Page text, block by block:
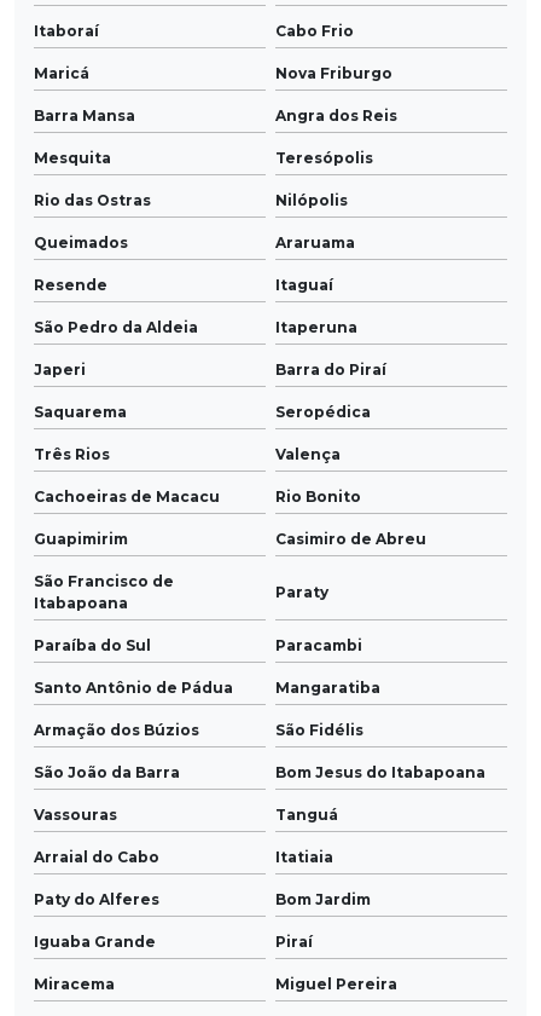
Itaboraí Cabo Frio
Maricá Nova Friburgo
Barra Mansa Angra dos Reis
Mesquita Teresópolis
Rio das Ostras Nilópolis
Queimados Araruama
Resende Itaguaí
São Pedro da Aldeia Itaperuna
Japeri Barra do Piraí
Saquarema Seropédica
Três Rios Valença
Cachoeiras de Macacu Rio Bonito
Guapimirim Casimiro de Abreu
São Francisco de
Itabapoana
Paraty
Paraíba do Sul Paracambi
Santo Antônio de Pádua Mangaratiba
Armação dos Búzios São Fidélis
São João da Barra Bom Jesus do Itabapoana
Vassouras Tanguá
Arraial do Cabo Itatiaia
Paty do Alferes Bom Jardim
Iguaba Grande Piraí
Miracema Miguel Pereira